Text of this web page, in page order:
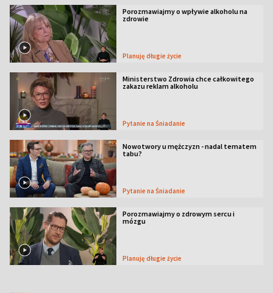
Porozmawiajmy o wpływie alkoholu na
zdrowie
Planuję długie życie
Ministerstwo Zdrowia chce całkowitego
zakazu reklam alkoholu
Pytanie na Śniadanie
Nowotwory u mężczyzn - nadal tematem
tabu?
Pytanie na Śniadanie
Porozmawiajmy o zdrowym sercu i
mózgu
Planuję długie życie